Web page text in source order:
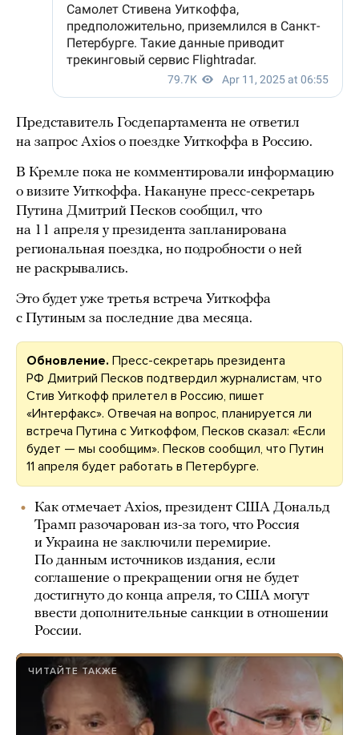
Представитель Госдепартамента не ответил
на запрос Axios о поездке Уиткоффа в Россию.
В Кремле пока не комментировали информацию
о визите Уиткоффа. Накануне пресс-секретарь
Путина Дмитрий Песков сообщил, что
на 11 апреля у президента запланирована
региональная поездка, но подробности о ней
не раскрывались.
Это будет уже третья встреча Уиткоффа
с Путиным за последние два месяца.
Обновление. Пресс-секретарь президента
РФ Дмитрий Песков подтвердил журналистам, что
Стив Уиткофф прилетел в Россию, пишет
«Интерфакс». Отвечая на вопрос, планируется ли
встреча Путина с Уиткоффом, Песков сказал: «Если
будет — мы сообщим». Песков сообщил, что Путин
11 апреля будет работать в Петербурге.
Как отмечает Axios, президент США Дональд
Трамп разочарован из-за того, что Россия
и Украина не заключили перемирие.
По данным источников издания, если
соглашение о прекращении огня не будет
достигнуто до конца апреля, то США могут
ввести дополнительные санкции в отношении
России.
ЧИТАЙТЕ ТАКЖЕ